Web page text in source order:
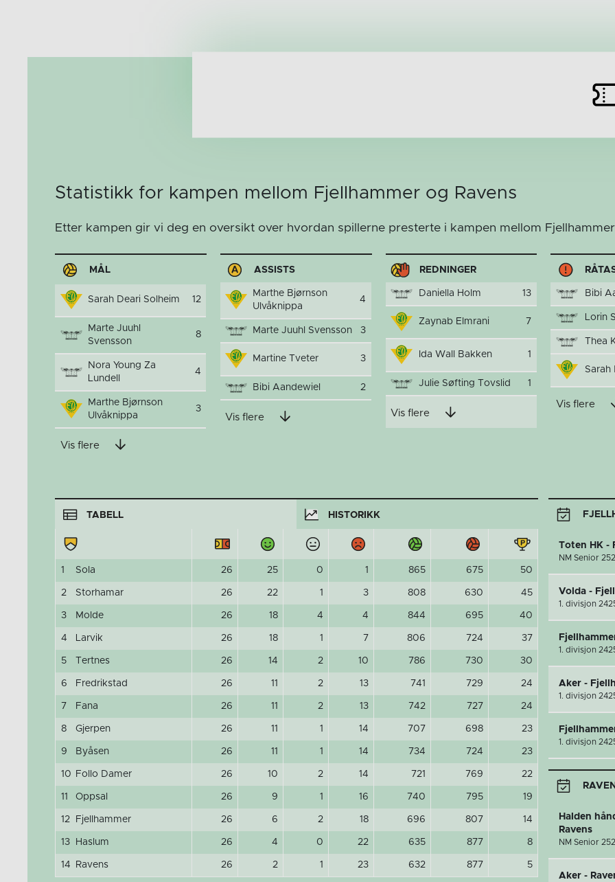
Statistikk for kampen mellom Fjellhammer og Ravens
Etter kampen gir vi deg en oversikt over hvordan spillerne presterte i kampen mellom Fjellhammer
MÅL
Sarah Deari Solheim 12
Marte Juuhl
Svensson
8
Nora Young Za
Lundell
4
Marthe Bjørnson
Ulvåknippa
3
Vis flere
ASSISTS
Marthe Bjørnson
Ulvåknippa
4
Marte Juuhl Svensson 3
Martine Tveter 3
Bibi Aandewiel 2
Vis flere
REDNINGER
Daniella Holm 13
Zaynab Elmrani 7
Ida Wall Bakken 1
Julie Søfting Tovslid 1
Vis flere
Bibi
Lorin
Thea
Sarah
Vis flere
TABELL HISTORIKK
1 Sola 26 25 0 1 865 675 50
2 Storhamar 26 22 1 3 808 630 45
3 Molde 26 18 4 4 844 695 40
4 Larvik 26 18 1 7 806 724 37
5 Tertnes 26 14 2 10 786 730 30
6 Fredrikstad 26 11 2 13 741 729 24
7 Fana 26 11 2 13 742 727 24
8 Gjerpen 26 11 1 14 707 698 23
9 Byåsen 26 11 1 14 734 724 23
10 Follo Damer 26 10 2 14 721 769 22
11 Oppsal 26 9 1 16 740 795 19
12 Fjellhammer 26 6 2 18 696 807 14
13 Haslum 26 4 0 22 635 877 8
14 Ravens 26 2 1 23 632 877 5
Toten HK -
NM Senior
Volda -
1. divisjon
1. divisjon
Aker -
1. divisjon
1. divisjon
Halden
Ravens
NM Senior
Aker -